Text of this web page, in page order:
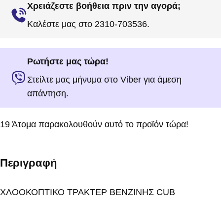
Χρειάζεστε βοήθεια πριν την αγορά;
Καλέστε μας στο 2310-703536.
Ρωτήστε μας τώρα!
Στείλτε μας μήνυμα στο Viber για άμεση
απάντηση.
19 Άτομα παρακολουθούν αυτό το προϊόν τώρα!
Περιγραφή
ΧΛΟΟΚΟΠΤΙΚΟ ΤΡΑΚΤΕΡ ΒΕΝΖΙΝΗΣ CUB